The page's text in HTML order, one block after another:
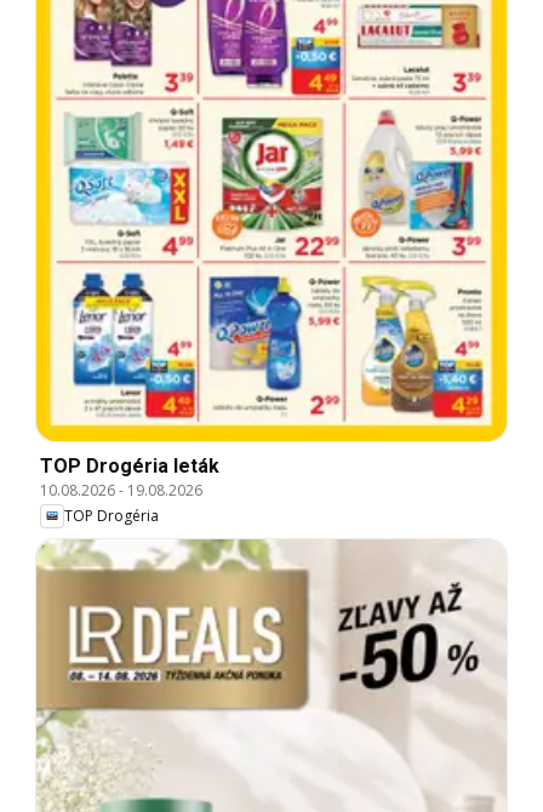
TOP Drogéria leták
10.08.2026- 19.08.2026
TOP Drogéria